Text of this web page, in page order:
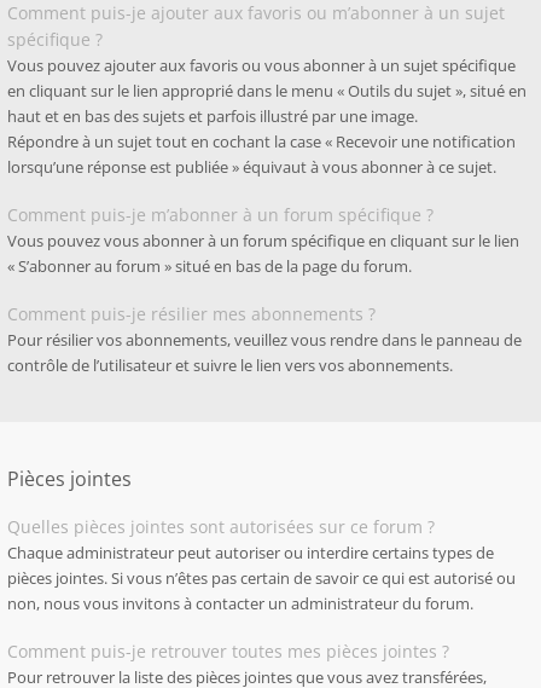
Comment puis-je ajouter aux favoris ou m’abonner à un sujet
spécifique ?
Vous pouvez ajouter aux favoris ou vous abonner à un sujet spécifique
en cliquant sur le lien approprié dans le menu « Outils du sujet », situé en
haut et en bas des sujets et parfois illustré par une image.
Répondre à un sujet tout en cochant la case « Recevoir une notification
lorsqu’une réponse est publiée » équivaut à vous abonner à ce sujet.
Comment puis-je m’abonner à un forum spécifique ?
Vous pouvez vous abonner à un forum spécifique en cliquant sur le lien
« S’abonner au forum » situé en bas de la page du forum.
Comment puis-je résilier mes abonnements ?
Pour résilier vos abonnements, veuillez vous rendre dans le panneau de
contrôle de l’utilisateur et suivre le lien vers vos abonnements.
Pièces jointes
Quelles pièces jointes sont autorisées sur ce forum ?
Chaque administrateur peut autoriser ou interdire certains types de
pièces jointes. Si vous n’êtes pas certain de savoir ce qui est autorisé ou
non, nous vous invitons à contacter un administrateur du forum.
Comment puis-je retrouver toutes mes pièces jointes ?
Pour retrouver la liste des pièces jointes que vous avez transférées,